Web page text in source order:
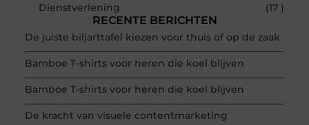
Dienstverlening
(17 )
RECENTE BERICHTEN
De juiste biljarttafel kiezen voor thuis of op de zaak
Bamboe T-shirts voor heren die koel blijven
Bamboe T-shirts voor heren die koel blijven
De kracht van visuele contentmarketing